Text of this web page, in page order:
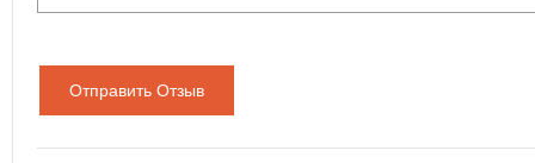
Отправить Отзыв